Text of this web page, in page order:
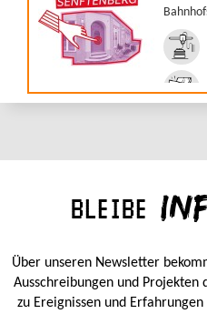
BLEIBE
Über unseren Newsletter
Ausschreibungen und Projekten
zu Ereignissen und